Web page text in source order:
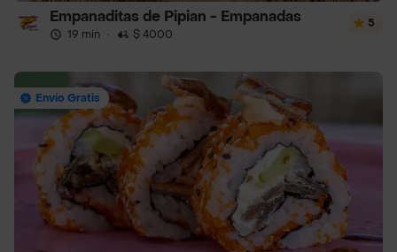
Empanaditas de Pipian - Empanadas
19 min · $ 4000
5
Envío Gratis